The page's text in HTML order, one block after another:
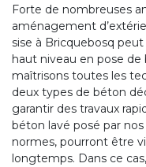
Forte de nombreuses
aménagement
sise à Bricquebosq
haut niveau en pose
maîtrisons toutes les
deux types de béton
garantir des travaux
béton lavé posé par
normes, pourront être
longtemps. Dans ce